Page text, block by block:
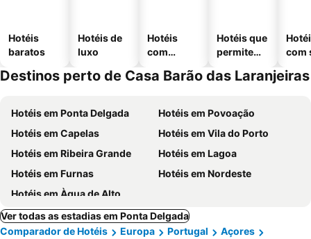
Hotéis
baratos
Hotéis de
luxo
Hotéis
com
Hotéis que
permitem
com
Destinos perto de Casa Barão das Laranjeiras
Hotéis em Ponta Delgada
Hotéis em Povoação
Hotéis em Capelas
Hotéis em Vila do Porto
Hotéis em Ribeira Grande
Hotéis em Lagoa
Hotéis em Furnas
Hotéis em Nordeste
Hotéis em Àgua de Alto
Ver todas as estadias em Ponta Delgada
Comparador de Hotéis
Europa Portugal
Açores